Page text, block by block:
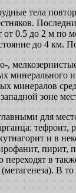
тела
от 0.5 до 2 м
до 4 км.
минералов
зоне
для
тефроит,
и в
пирит,
в
В